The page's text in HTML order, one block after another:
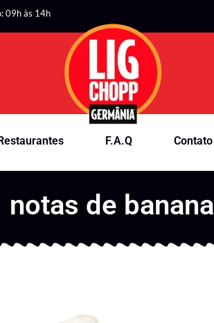
09h às 14h
F.A.Q Contato
notas de banana